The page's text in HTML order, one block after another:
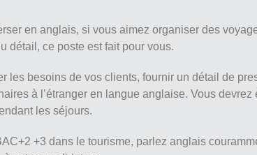
en anglais, si vous aimez organiser des
détail, ce poste est fait pour vous.
les besoins de vos clients, fournir un détail de
à l’étranger en langue anglaise. Vous devrez
les séjours.
+3 dans le tourisme, parlez anglais